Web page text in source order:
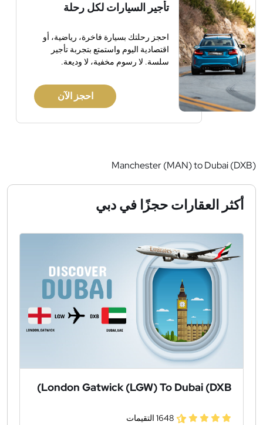
تأجير السيارات لكل رحلة
احجز رحلتك بسيارة فاخرة، رياضية، أو
اقتصادية اليوم واستمتع بتجربة تأجير
سلسة. لا رسوم مخفية، لا وديعة.
احجز الآن
Manchester (MAN) to Dubai (DXB)
أكثر العقارات حجزًا في دبي
London Gatwick (LGW) To Dubai (DXB)
1648 التقيمات